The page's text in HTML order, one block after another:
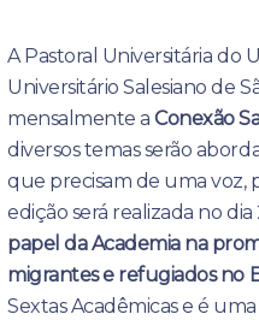
A Pastoral Universitária do
Universitário Salesiano de
mensalmente aConexão
diversos temas serão
que precisam de uma voz,
edição será realizada no dia
papel da Academia na
migrantes e refugiados no
Sextas Acadêmicas e é